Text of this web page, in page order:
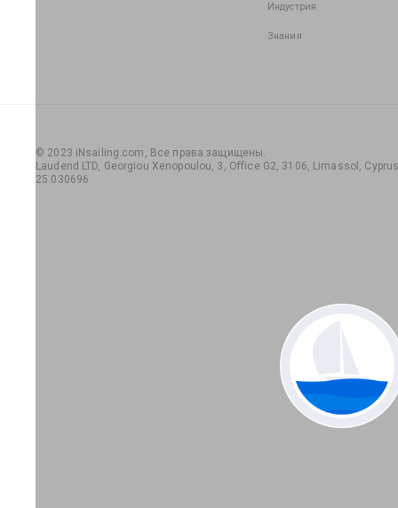
Индустрия
Знания
© 2023 iNsailing.com, Все права защищены.
Laudend LTD, Georgiou Xenopoulou, 3, Office G2, 3106, Limassol,
25 030696